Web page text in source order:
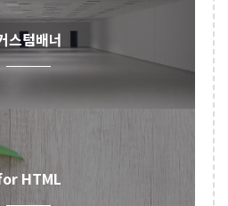
스텀배너
HTML